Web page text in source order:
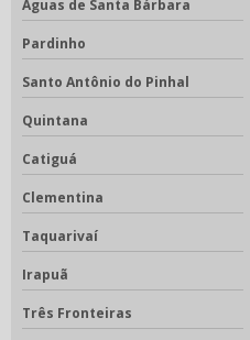
Águas de Santa Bárbara
Pardinho
Santo Antônio do Pinhal
Quintana
Catiguá
Clementina
Taquarivaí
Irapuã
Três Fronteiras